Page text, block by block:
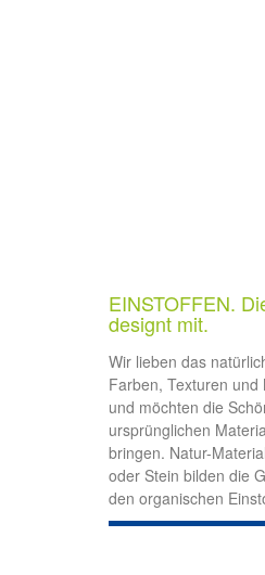
EINSTOFFEN.
designt mit.
Wir lieben das
Farben, Texturen und
und möchten die
ursprünglichen
bringen. Natur-
oder Stein bilden die
den organischen